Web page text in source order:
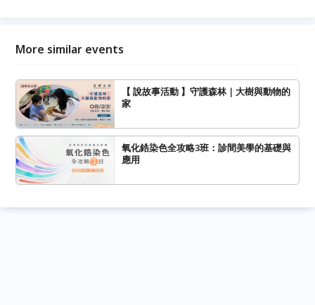
More similar events
【 說故事活動 】守護森林｜大樹與動物的
家
氧化鋯染色全攻略3班：診間美學的基礎與
應用